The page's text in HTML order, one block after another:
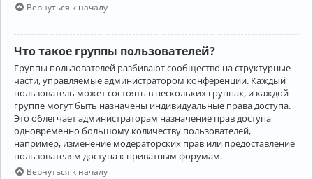
Вернуться к началу
Что такое группы пользователей?
Группы пользователей разбивают сообщество на структурные
части, управляемые администратором конференции. Каждый
пользователь может состоять в нескольких группах, и каждой
группе могут быть назначены индивидуальные права доступа.
Это облегчает администраторам назначение прав доступа
одновременно большому количеству пользователей,
например, изменение модераторских прав или предоставление
пользователям доступа к приватным форумам.
Вернуться к началу